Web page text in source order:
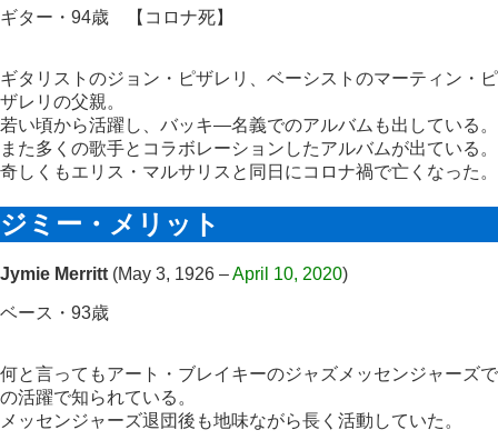
ギター・94歳 【コロナ死】
ギタリストのジョン・ピザレリ、ベーシストのマーティン・ピ
ザレリの父親。
若い頃から活躍し、バッキ―名義でのアルバムも出している。
また多くの歌手とコラボレーションしたアルバムが出ている。
奇しくもエリス・マルサリスと同日にコロナ禍で亡くなった。
ジミー・メリット
Jymie Merritt (May 3, 1926 –April 10, 2020)
ベース・93歳
何と言ってもアート・ブレイキーのジャズメッセンジャーズで
の活躍で知られている。
メッセンジャーズ退団後も地味ながら長く活動していた。